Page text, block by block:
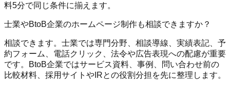
料5分で同じ条件に揃えます。
士業やBtoB企業のホームページ制作も相談できますか？
相談できます。士業では専門分野、相談導線、実績表記、予
約フォーム、電話クリック、法令や広告表現への配慮が重要
です。BtoB企業ではサービス資料、事例、問い合わせ前の
比較材料、採用サイトやIRとの役割分担を先に整理します。